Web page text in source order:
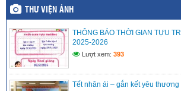
(29/04/2026)
Lễ Kết Nạp Đoàn Viên tại “khu
Biện Phú”
Học sinh với An ninh mạng 2026
THƯ VIỆN ẢNH
THÔNG BÁO THỜI GIAN TỰU
2025-2026
Lượt xem: 393
Tết nhân ái – gắn kết yêu thương